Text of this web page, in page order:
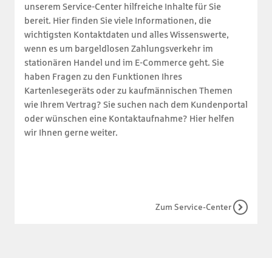
unserem Service-Center hilfreiche Inhalte für Sie
bereit. Hier finden Sie viele Informationen, die
wichtigsten Kontaktdaten und alles Wissenswerte,
wenn es um bargeldlosen Zahlungsverkehr im
stationären Handel und im E-Commerce geht. Sie
haben Fragen zu den Funktionen Ihres
Kartenlesegeräts oder zu kaufmännischen Themen
wie Ihrem Vertrag? Sie suchen nach dem Kundenportal
oder wünschen eine Kontaktaufnahme? Hier helfen
wir Ihnen gerne weiter.
Zum Service-Center